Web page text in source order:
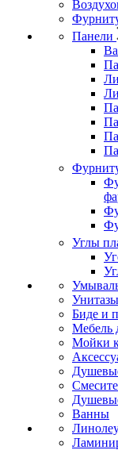
Панели
Углы
Биде и
Мебель
Мойки
Ванны